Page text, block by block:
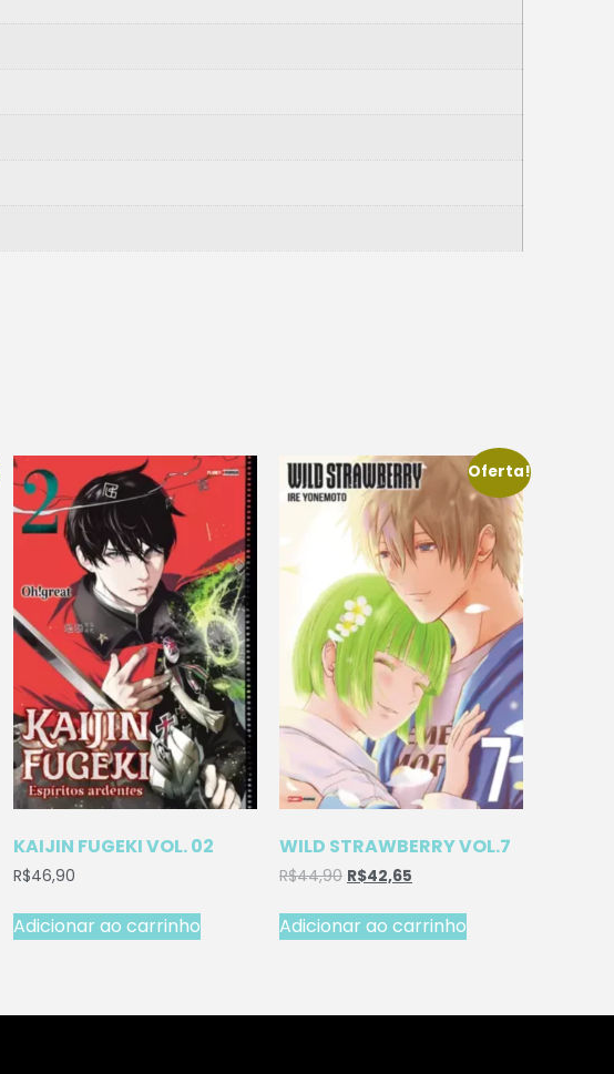
KAIJIN FUGEKI VOL. 02
R$46,90
Adicionar ao carrinho
Oferta!
WILD STRAWBERRY VOL.7
R$44,90 R$42,65
Adicionar ao carrinho